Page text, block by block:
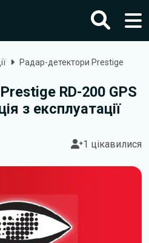
Радар-детектори Prestige
RD-200 GPS
з експлуатації
1 цікавилися